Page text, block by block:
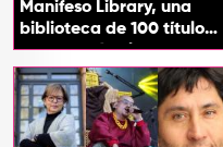
Manifeso Library, una
biblioteca de 100 títulos
que desafían la censura
y el poder